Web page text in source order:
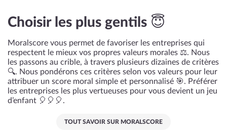
Choisir les plus gentils 😇
Moralscore vous permet de favoriser les entreprises qui
respectent le mieux vos propres valeurs morales ⚖️. Nous
les passons au crible, à travers plusieurs dizaines de critères
🔍. Nous pondérons ces critères selon vos valeurs pour leur
attribuer un score moral simple et personnalisé 🎯. Préférer
les entreprises les plus vertueuses pour vous devient un jeu
d’enfant 🎈🎈🎈.
TOUT SAVOIR SUR MORALSCORE